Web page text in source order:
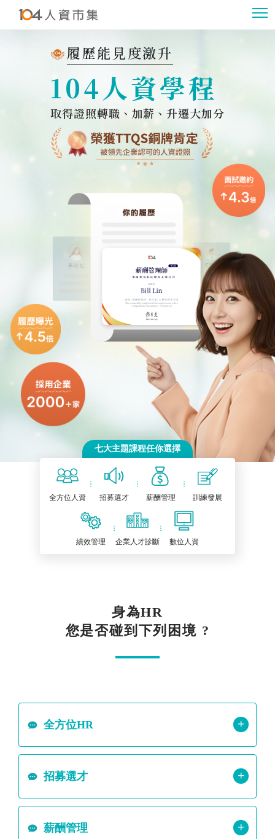
履歷能見度激升
104人資學程
取得證照轉職、加薪、升遷大加分
七大主題課程任你選擇
全方位人資 招募選才 薪酬管理 訓練發展
績效管理 企業人才診斷 數位人資
身為HR
您是否碰到下列困境 ?
全方位HR +
招募選才 +
薪酬管理 +